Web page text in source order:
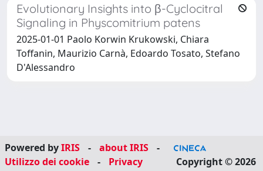
Evolutionary Insights into β-Cyclocitral
Signaling in Physcomitrium patens
2025-01-01 Paolo Korwin Krukowski, Chiara
Toffanin, Maurizio Carnà, Edoardo Tosato, Stefano
D'Alessandro
Powered byIRIS - about IRIS
-
Utilizzo dei cookie
- Privacy Copyright © 2026